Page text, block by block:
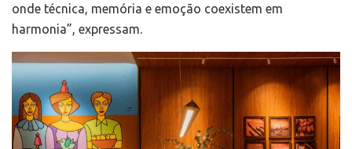
onde técnica, memória e emoção coexistem em
harmonia”, expressam.